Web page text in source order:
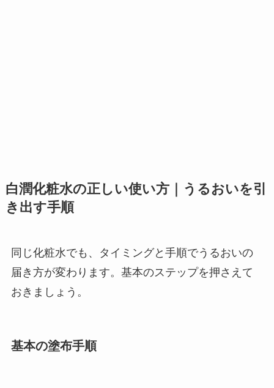
白潤化粧水の正しい使い方｜うるおいを引
き出す手順
同じ化粧水でも、タイミングと手順でうるおいの
届き方が変わります。基本のステップを押さえて
おきましょう。
基本の塗布手順